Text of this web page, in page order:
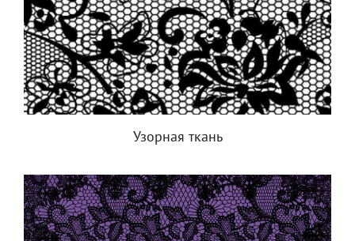
Узорная ткань